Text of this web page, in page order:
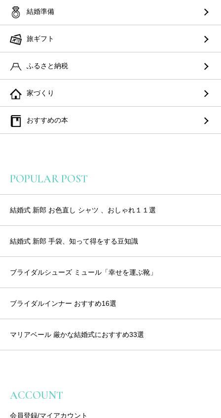
結婚準備
旅ギフト
ふるさと納税
家づくり
おすすめの本
POPULAR POST
結婚式 新郎 お色直し シャツ 、おしゃれ１１選
結婚式 新郎 手袋、知って得をする豆知識
ブライダルシューズ ミュール「幸せを運ぶ靴」
ブライダルインナー おすすめ16選
マリアベール 厳かな結婚式におすすめ33選
ACCOUNT
会員登録/マイアカウント